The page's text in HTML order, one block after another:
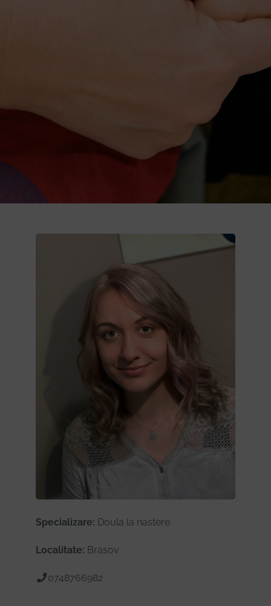
Specializare: Doula la nastere
Localitate: Brasov
0748766982